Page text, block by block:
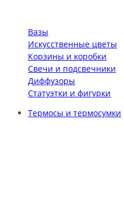
Вазы
Искусственные цветы
Корзины и коробки
Свечи и подсвечники
Диффузоры
Статуэтки и фигурки
Термосы и термосумки